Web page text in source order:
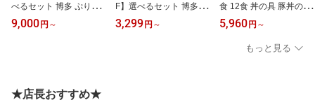
べるセット 博多 ぷりも
つ鍋 もつ鍋 もつ 牛もつ
ホルモン 鍋セット 鍋料
冷凍 冷食 スープ 鍋
9,000円 ～
F】選べるセット 博多 ぷ
りもつ鍋 もつ鍋 もつ 牛
もつ ホルモン 鍋セット
3,299円 ～
食 12食 丼の具 豚丼の具
豚肉 丼ぶり 丼 冷凍食品
冷凍 惣菜 お惣菜 簡単調
理 電子レンジ 湯せん 時
短 調理済み 業務用 大容
5,960円 ～
もっと見る
★店長おすすめ★